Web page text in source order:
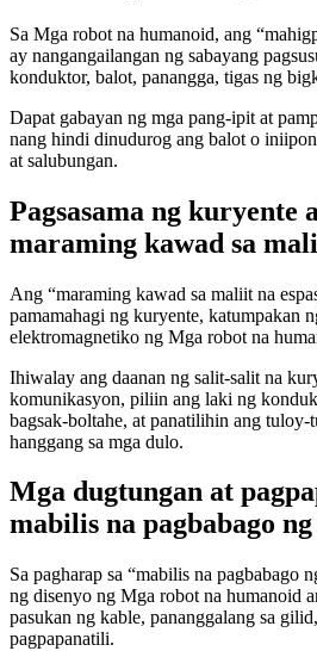
Sa Mga robot na humanoid, ang
ay nangangailangan ng sabayang
konduktor, balot, panangga, tigas ng
Dapat gabayan ng mga pang-ipit at
nang hindi dinudurog ang balot o
at salubungan.
Pagsasama ng kuryente
maraming kawad sa
Ang “maraming kawad sa maliit na
pamamahagi ng kuryente, katumpakan
elektromagnetiko ng Mga robot na
Ihiwalay ang daanan ng salit-salit na
komunikasyon, piliin ang laki ng
bagsak-boltahe, at panatilihin ang tuloy-
hanggang sa mga dulo.
Mga dugtungan at
mabilis na pagbabago
Sa pagharap sa “mabilis na pagbabago
ng disenyo ng Mga robot na humanoid
pasukan ng kable, pananggalang sa
pagpapanatili.